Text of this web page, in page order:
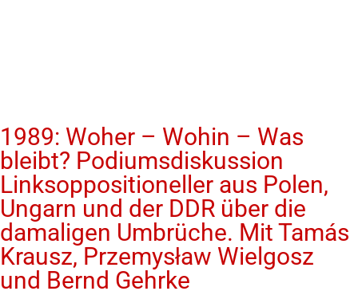
1989: Woher – Wohin – Was
bleibt? Podiumsdiskussion
Linksoppositioneller aus Polen,
Ungarn und der DDR über die
damaligen Umbrüche. Mit Tamás
Krausz, Przemysław Wielgosz
und Bernd Gehrke